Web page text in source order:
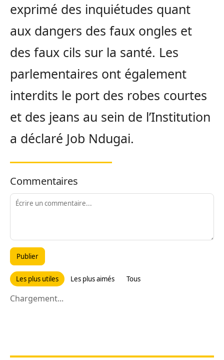
exprimé des inquiétudes quant
aux dangers des faux ongles et
des faux cils sur la santé. Les
parlementaires ont également
interdits le port des robes courtes
et des jeans au sein de l’Institution
a déclaré Job Ndugai.
Commentaires
Publier
Les plus utiles Les plus aimés Tous
Chargement...